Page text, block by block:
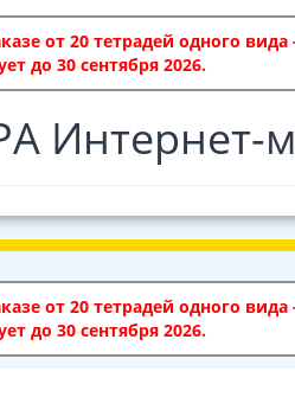
от 20 тетрадей одного вида
до 30 сентября 2026.
Интернет-
от 20 тетрадей одного вида
до 30 сентября 2026.